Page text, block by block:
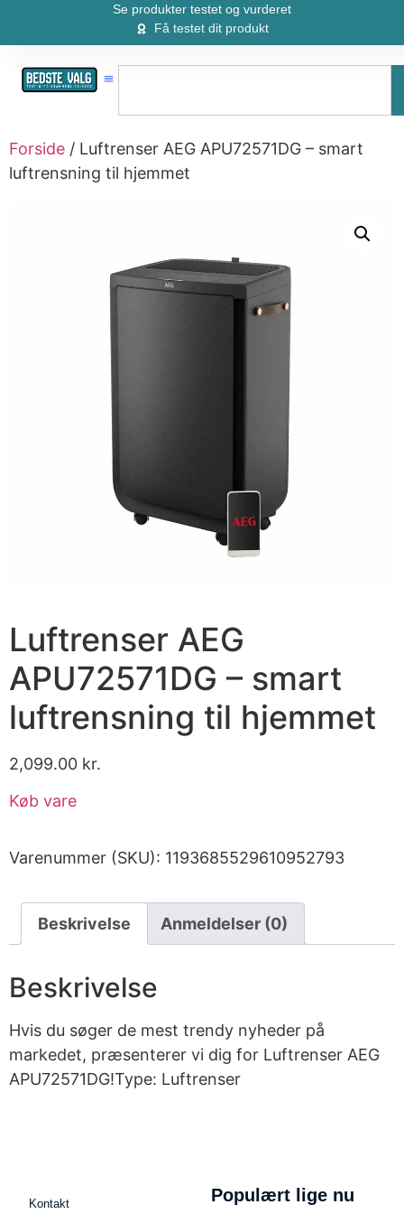
Se produkter testet og vurderet
Få testet dit produkt
Forside / Luftrenser AEG APU72571DG – smart
luftrensning til hjemmet
Luftrenser AEG
APU72571DG – smart
luftrensning til hjemmet
2,099.00 kr.
Køb vare
Varenummer (SKU): 1193685529610952793
Beskrivelse Anmeldelser (0)
Beskrivelse
Hvis du søger de mest trendy nyheder på
markedet, præsenterer vi dig for Luftrenser AEG
APU72571DG!Type: Luftrenser
Kontakt Populært lige nu